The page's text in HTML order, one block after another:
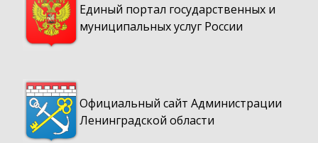
Единый портал государственных и
муниципальных услуг России
Официальный сайт Администрации
Ленинградской области